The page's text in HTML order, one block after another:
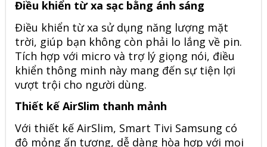
Điều khiển từ xa sạc bằng ánh sáng
Điều khiển từ xa sử dụng năng lượng mặt
trời, giúp bạn không còn phải lo lắng về pin.
Tích hợp với micro và trợ lý giọng nói, điều
khiển thông minh này mang đến sự tiện lợi
vượt trội cho người dùng.
Thiết kế AirSlim thanh mảnh
Với thiết kế AirSlim, Smart Tivi Samsung có
độ mỏng ấn tượng, dễ dàng hòa hợp với mọi